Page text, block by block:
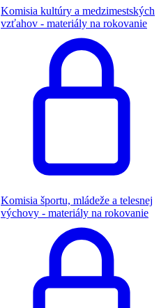
Komisia kultúry a medzimestských
vzťahov - materiály na rokovanie
Komisia športu, mládeže a telesnej
výchovy - materiály na rokovanie